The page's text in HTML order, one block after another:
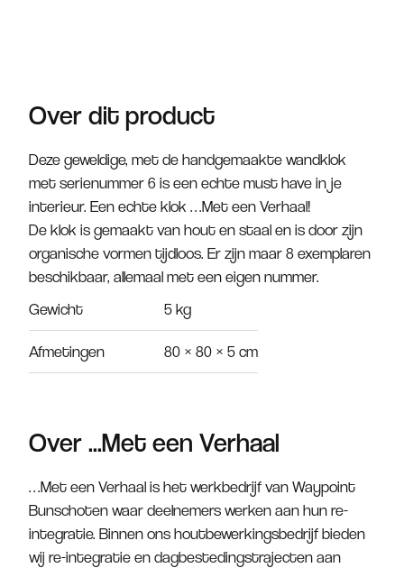
Over dit product
Deze geweldige, met de handgemaakte wandklok
met serienummer 6 is een echte must have in je
interieur. Een echte klok …Met een Verhaal!
De klok is gemaakt van hout en staal en is door zijn
organische vormen tijdloos. Er zijn maar 8 exemplaren
beschikbaar, allemaal met een eigen nummer.
Gewicht
5 kg
Afmetingen 80 × 80 × 5 cm
Over ...Met een Verhaal
…Met een Verhaal is het werkbedrijf van Waypoint
Bunschoten waar deelnemers werken aan hun re-
integratie. Binnen ons houtbewerkingsbedrijf bieden
wij re-integratie en dagbestedingstrajecten aan